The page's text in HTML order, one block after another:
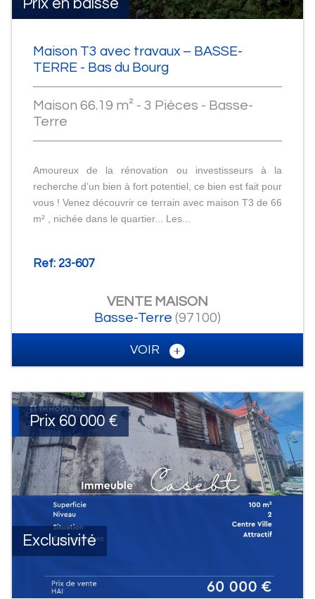
Prix en baisse
Maison T3 avec travaux – BASSE-
TERRE - Bas du Bourg
Maison 66.19 m² - 3 Pièces - Basse-
Terre
Amoureux de la rénovation ou investisseurs à la
recherche d’un bien à fort potentiel, ce bien est fait pour
vous ! Venez découvrir ce terrain avec maison T3 de 66
m² , nichée dans le quartier... Les...
Ref: 23-607
VENTE MAISON
Basse-Terre (97100)
VOIR
Exclusivité
Prix 60 000 €